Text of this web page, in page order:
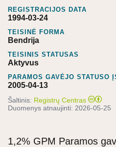
REGISTRACIJOS DATA
1994-03-24
TEISINĖ FORMA
Bendrija
TEISINIS STATUSAS
Aktyvus
PARAMOS GAVĖJO STATUSO
2005-04-13
Šaltinis: Registrų Centras
Duomenys atnaujinti: 2026-05-25
1,2% GPM Paramos